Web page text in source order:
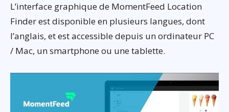
L’interface graphique de MomentFeed Location
Finder est disponible en plusieurs langues, dont
l’anglais, et est accessible depuis un ordinateur PC
/ Mac, un smartphone ou une tablette.